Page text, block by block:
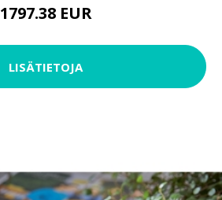
1797.38 EUR
LISÄTIETOJA